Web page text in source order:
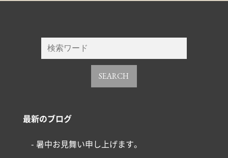
SEARCH
最新のブログ
- 暑中お見舞い申し上げます。